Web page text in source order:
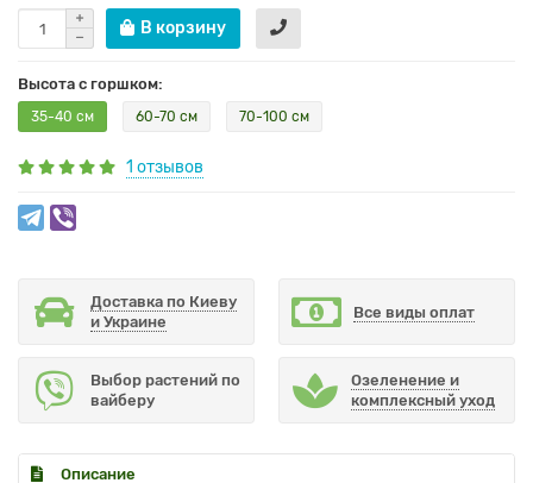
В корзину
Высота с горшком:
35-40 см 60-70 см 70-100 см
1 отзывов
Доставка по Киеву
и Украине
Все виды оплат
Выбор растений по
вайберу
Озеленение и
комплексный уход
Описание